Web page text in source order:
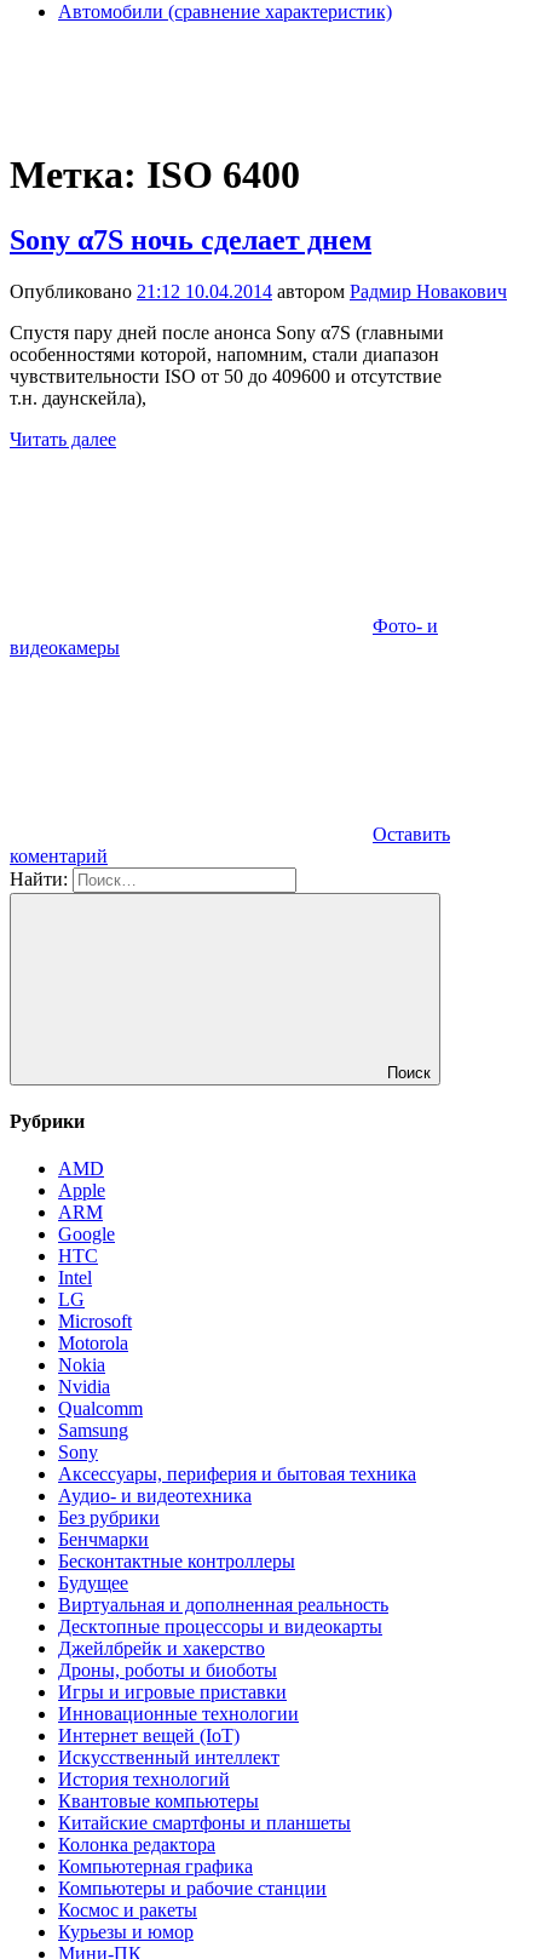
Автомобили (сравнение характеристик)
Метка: ISO 6400
Sony α7S ночь сделает днем
Опубликовано 21:12 10.04.2014 автором Радмир Новакович
Спустя пару дней после анонса Sony α7S (главными
особенностями которой, напомним, стали диапазон
чувствительности ISO от 50 до 409600 и отсутствие
т.н. даунскейла),
Читать далее
Фото- и
видеокамеры
Оставить
коментарий
Найти:
Поиск
Рубрики
AMD
Apple
ARM
Google
HTC
Intel
LG
Microsoft
Motorola
Nokia
Nvidia
Qualcomm
Samsung
Sony
Аксессуары, периферия и бытовая техника
Аудио- и видеотехника
Без рубрики
Бенчмарки
Бесконтактные контроллеры
Будущее
Виртуальная и дополненная реальность
Десктопные процессоры и видеокарты
Джейлбрейк и хакерство
Дроны, роботы и биоботы
Игры и игровые приставки
Инновационные технологии
Интернет вещей (IoT)
Искусственный интеллект
История технологий
Квантовые компьютеры
Китайские смартфоны и планшеты
Колонка редактора
Компьютерная графика
Компьютеры и рабочие станции
Космос и ракеты
Курьезы и юмор
Мини-ПК